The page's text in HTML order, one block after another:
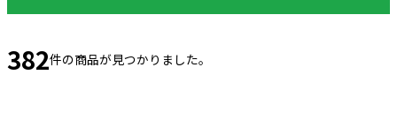
ン
382件の商品が見つかりました。